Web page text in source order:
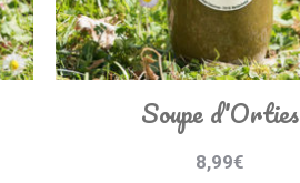
Soupe d'Orties
8,99€